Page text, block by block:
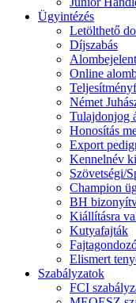
Ügyintézés
Letölthető
Díjszabás
Online
Német
Tulajdonjog
Honosítás
Export
Kennelnév
Szövetségi/
Champion
BH
Kiállításra
Kutyafajták
Elismert
Szabályzatok
FCI